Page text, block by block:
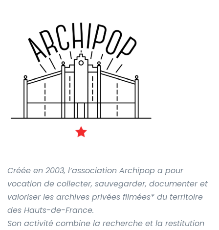
Créée en 2003, l’association Archipop a pour
vocation de collecter, sauvegarder, documenter et
valoriser les archives privées filmées* du territoire
des Hauts-de-France.
Son activité combine la recherche et la restitution